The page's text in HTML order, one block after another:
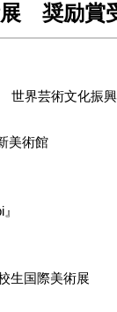
奨励賞
界芸術文化振
美術館
生国際美術展